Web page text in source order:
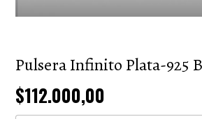
Pulsera Infinito Plata-925
$112.000,00